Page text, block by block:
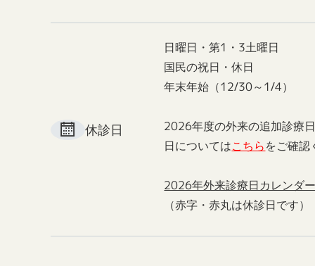
休診日
日曜日・第1・3土曜日
国民の祝日・休日
年末年始（12/30～1/4）
2026年度の外来の追加診療
日についてはこちらをご確認
2026年外来診療日カレンダ
（赤字・赤丸は休診日です）